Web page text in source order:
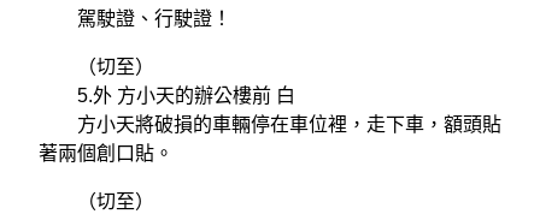
駕駛證、行駛證！
（切至）
5.外 方小天的辦公樓前 白
方小天將破損的車輛停在車位裡，走下車，額頭貼
著兩個創口貼。
（切至）